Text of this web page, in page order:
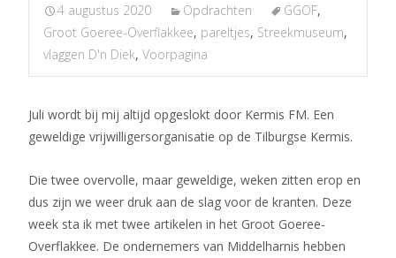
4 augustus 2020 Opdrachten GGOF,
Groot Goeree-Overflakkee, pareltjes, Streekmuseum,
vlaggen D'n Diek, Voorpagina
Juli wordt bij mij altijd opgeslokt door Kermis FM. Een
geweldige vrijwilligersorganisatie op de Tilburgse Kermis.
Die twee overvolle, maar geweldige, weken zitten erop en
dus zijn we weer druk aan de slag voor de kranten. Deze
week sta ik met twee artikelen in het Groot Goeree-
Overflakkee. De ondernemers van Middelharnis hebben